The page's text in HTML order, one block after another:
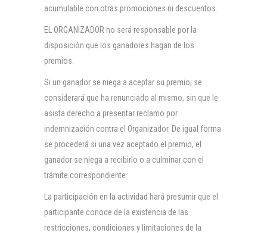
acumulable con otras promociones ni descuentos.
EL ORGANIZADOR no será responsable por la
disposición que los ganadores hagan de los
premios.
Si un ganador se niega a aceptar su premio, se
considerará que ha renunciado al mismo, sin que le
asista derecho a presentar reclamo por
indemnización contra el Organizador. De igual forma
se procederá si una vez aceptado el premio, el
ganador se niega a recibirlo o a culminar con el
trámite correspondiente.
La participación en la actividad hará presumir que el
participante conoce de la existencia de las
restricciones, condiciones y limitaciones de la